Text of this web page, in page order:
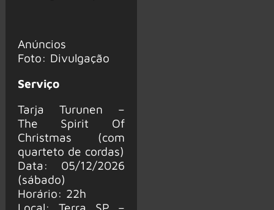
Anúncios
Foto: Divulgação
Serviço
Tarja Turunen –
The Spirit Of
Christmas (com
quarteto de cordas)
Data: 05/12/2026
(sábado)
Horário: 22h